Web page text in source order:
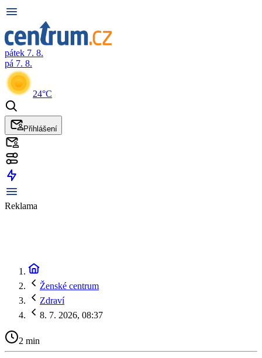
pátek 7. 8.
pá 7. 8.
24°C
Přihlášení
Reklama
Ženské centrum
Zdraví
8. 7. 2026, 08:37
2 min